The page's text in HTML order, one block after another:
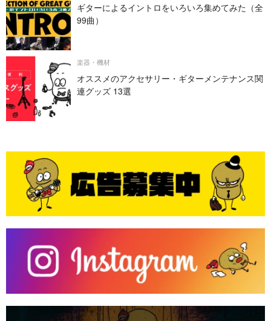
ギターによるイントロをいろいろ集めてみた（全
99曲）
楽器・機材
オススメのアクセサリー・ギターメンテナンス関
連グッズ 13選